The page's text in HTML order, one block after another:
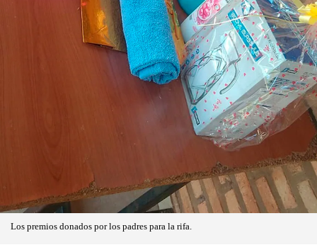
Los premios donados por los padres para la rifa.